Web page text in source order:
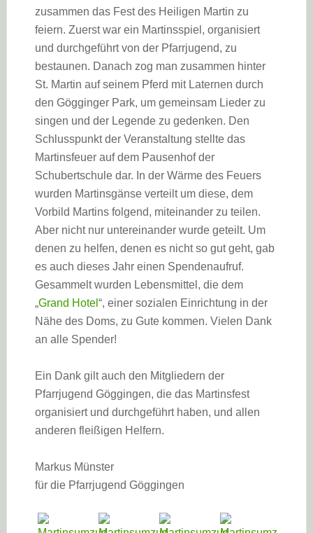
zusammen das Fest des Heiligen Martin zu
feiern. Zuerst war ein Martinsspiel, organisiert
und durchgeführt von der Pfarrjugend, zu
bestaunen. Danach zog man zusammen hinter
St. Martin auf seinem Pferd mit Laternen durch
den Gögginger Park, um gemeinsam Lieder zu
singen und der Legende zu gedenken. Den
Schlusspunkt der Veranstaltung stellte das
Martinsfeuer auf dem Pausenhof der
Schubertschule dar. In der Wärme des Feuers
wurden Martinsgänse verteilt um diese, dem
Vorbild Martins folgend, miteinander zu teilen.
Aber nicht nur untereinander wurde geteilt. Um
denen zu helfen, denen es nicht so gut geht, gab
es auch dieses Jahr einen Spendenaufruf.
Gesammelt wurden Lebensmittel, die dem
„Grand Hotel “, einer sozialen Einrichtung in der
Nähe des Doms, zu Gute kommen. Vielen Dank
an alle Spender!
Ein Dank gilt auch den Mitgliedern der
Pfarrjugend Göggingen, die das Martinsfest
organisiert und durchgeführt haben, und allen
anderen fleißigen Helfern.
Markus Münster
für die Pfarrjugend Göggingen